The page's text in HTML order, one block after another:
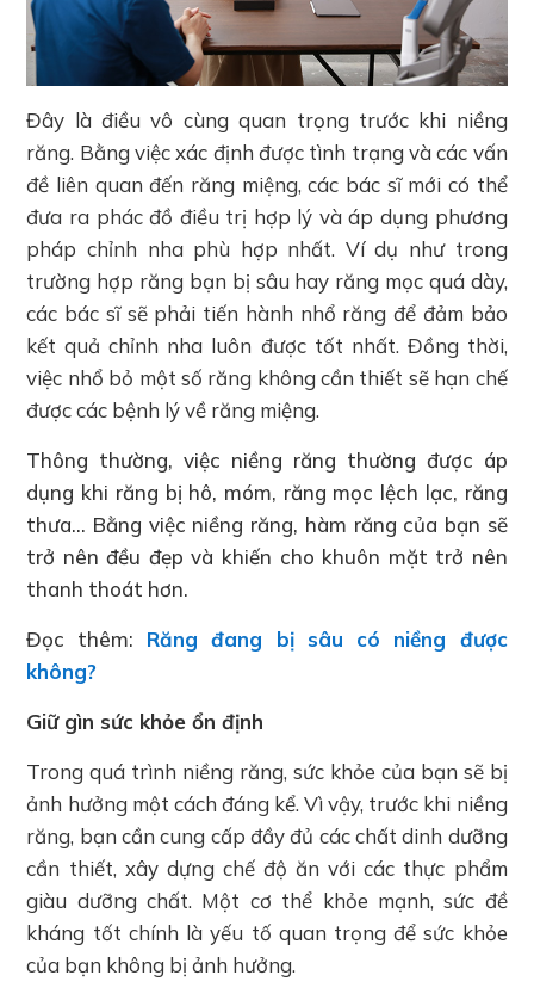
Đây là điều vô cùng quan trọng trước khi niềng
răng. Bằng việc xác định được tình trạng và các vấn
đề liên quan đến răng miệng, các bác sĩ mới có thể
đưa ra phác đồ điều trị hợp lý và áp dụng phương
pháp chỉnh nha phù hợp nhất. Ví dụ như trong
trường hợp răng bạn bị sâu hay răng mọc quá dày,
các bác sĩ sẽ phải tiến hành nhổ răng để đảm bảo
kết quả chỉnh nha luôn được tốt nhất. Đồng thời,
việc nhổ bỏ một số răng không cần thiết sẽ hạn chế
được các bệnh lý về răng miệng.
Thông thường, việc niềng răng thường được áp
dụng khi răng bị hô, móm, răng mọc lệch lạc, răng
thưa… Bằng việc niềng răng, hàm răng của bạn sẽ
trở nên đều đẹp và khiến cho khuôn mặt trở nên
thanh thoát hơn.
Đọc thêm: Răng đang bị sâu có niềng được
không?
Giữ gìn sức khỏe ổn định
Trong quá trình niềng răng, sức khỏe của bạn sẽ bị
ảnh hưởng một cách đáng kể. Vì vậy, trước khi niềng
răng, bạn cần cung cấp đầy đủ các chất dinh dưỡng
cần thiết, xây dựng chế độ ăn với các thực phẩm
giàu dưỡng chất. Một cơ thể khỏe mạnh, sức đề
kháng tốt chính là yếu tố quan trọng để sức khỏe
của bạn không bị ảnh hưởng.